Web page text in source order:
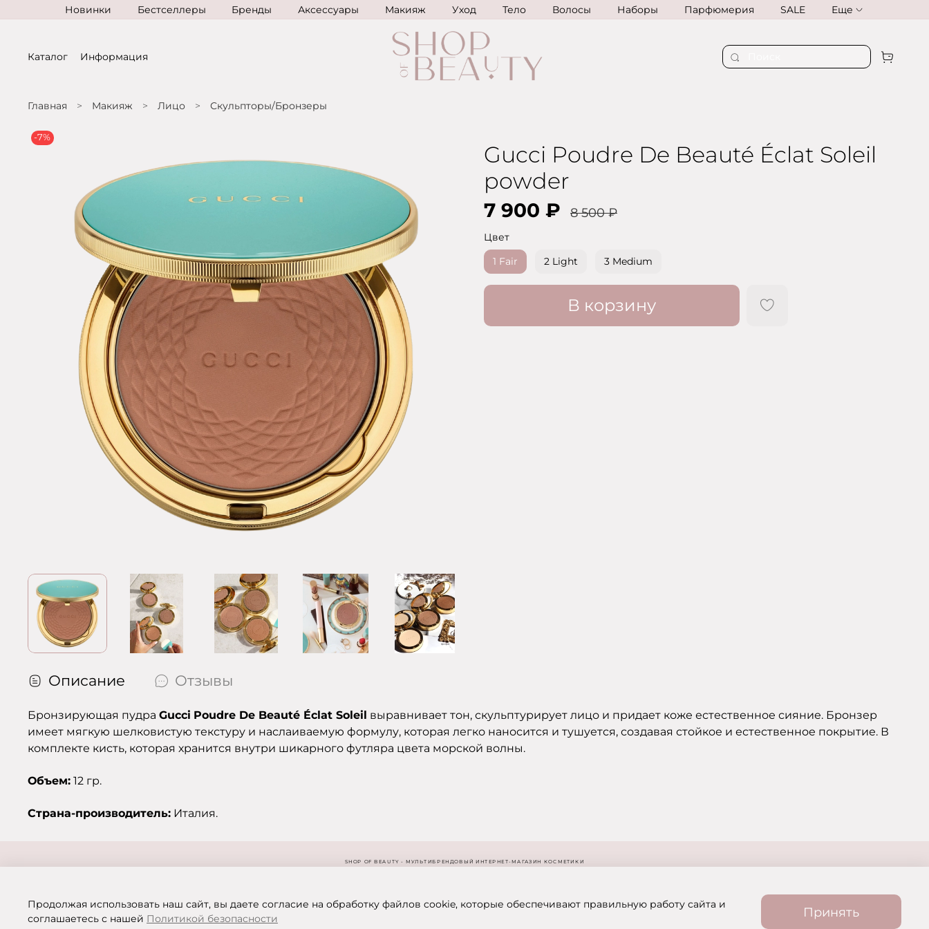
Новинки Бестселлеры Бренды Аксессуары Макияж Уход Тело Волосы Наборы Парфюмерия SALE Еще
Каталог Информация
Главная Макияж Лицо Скульпторы/Бронзеры
-7%
Gucci Poudre De Beauté Éclat Soleil
powder
7 900 ₽ 8 500 ₽
В корзину
Цвет
1 Fair
2 Light 3 Medium
Описание Отзывы
Бронзирующая пудра Gucci Poudre De Beauté Éclat Soleil выравнивает тон, скульптурирует лицо и придает коже естественное сияние. Бронзер
имеет мягкую шелковистую текстуру и наслаиваемую формулу, которая легко наносится и тушуется, создавая стойкое и естественное покрытие. В
комплекте кисть, которая хранится внутри шикарного футляра цвета морской волны.
Объем: 12 гр.
Страна-производитель: Италия.
SHOP OF BEAUTY - МУЛЬТИБРЕНДОВЫЙ ИНТЕРНЕТ-МАГАЗИН КОСМЕТИКИ
Продолжая использовать наш сайт, вы даете согласие на обработку файлов cookie, которые обеспечивают правильную работу сайта и
соглашаетесь с нашей Политикой безопасности Принять